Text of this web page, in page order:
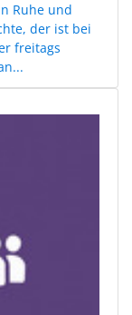
Ruhe und
der ist bei
freitags